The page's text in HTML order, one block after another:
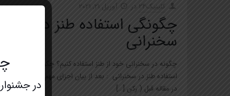
کلینیک24 در آوریل 21, 2021
چگونگی استفاده طنز در
سخنرانی
چگونه در سخنرانی خود از طنز استفاده کنیم؟ چگونگی
استفاده طنز در سخنرانی : بعد از بیان اجزای مهم طنز پردازی
در مقاله قبل ( رکن […]
در جشنواره عید تا عید با